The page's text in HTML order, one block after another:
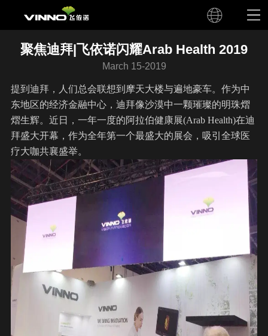
聚焦迪拜|飞依诺闪耀Arab Health 2019
March 15-2019
提到迪拜，人们总会联想到摩天大楼与遍地豪车。作为中
东地区的经济金融中心，迪拜像沙漠中一颗璀璨的明珠熠
熠生辉。近日，一年一度的阿拉伯健康展(Arab Health)在迪
拜盛大开幕，作为全年第一个最盛大的展会，吸引全球医
疗大咖共襄盛举。